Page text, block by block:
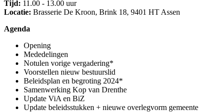
Tijd: 11.00 - 13.00 uur
Locatie: Brasserie De Kroon, Brink 18, 9401 HT Assen
Agenda
Opening
Mededelingen
Notulen vorige vergadering*
Voorstellen nieuw bestuurslid
Beleidsplan en begroting 2024*
Samenwerking Kop van Drenthe
Update ViA en BiZ
Update beleidsstukken + nieuwe overlegvorm gemeente